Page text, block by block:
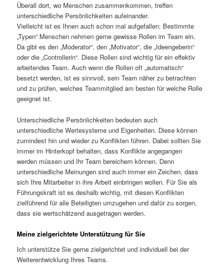
Überall dort, wo Menschen zusammenkommen, treffen
unterschiedliche Persönlichkeiten aufeinander.
Vielleicht ist es Ihnen auch schon mal aufgefallen: Bestimmte
„Typen“ Menschen nehmen gerne gewisse Rollen im Team ein.
Da gibt es den „Moderator“, den „Motivator“, die „Ideengeberin“
oder die „Controllerin“. Diese Rollen sind wichtig für ein effektiv
arbeitendes Team. Auch wenn die Rollen oft „automatisch“
besetzt werden, ist es sinnvoll, sein Team näher zu betrachten
und zu prüfen, welches Teammitglied am besten für welche Rolle
geeignet ist.
Unterschiedliche Persönlichkeiten bedeuten auch
unterschiedliche Wertesysteme und Eigenheiten. Diese können
zumindest hin und wieder zu Konflikten führen. Dabei sollten Sie
immer im Hinterkopf behalten, dass Konflikte angegangen
werden müssen und Ihr Team bereichern können. Denn
unterschiedliche Meinungen sind auch immer ein Zeichen, dass
sich Ihre Mitarbeiter in ihre Arbeit einbringen wollen. Für Sie als
Führungskraft ist es deshalb wichtig, mit diesen Konflikten
zielführend für alle Beteiligten umzugehen und dafür zu sorgen,
dass sie wertschätzend ausgetragen werden.
Meine zielgerichtete Unterstützung für Sie
Ich unterstütze Sie gerne zielgerichtet und individuell bei der
Weiterentwicklung Ihres Teams.